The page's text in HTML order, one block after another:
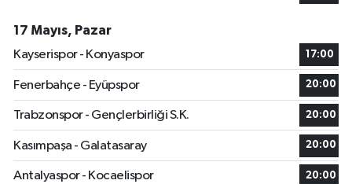
17 Mayıs, Pazar
Kayserispor - Konyaspor
17:00
Fenerbahçe - Eyüpspor 20:00
Trabzonspor - Gençlerbirliği S.K. 20:00
Kasımpaşa - Galatasaray 20:00
Antalyaspor - Kocaelispor 20:00